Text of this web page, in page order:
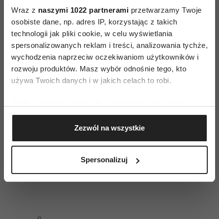
Wraz z naszymi 1022 partnerami przetwarzamy Twoje
osobiste dane, np. adres IP, korzystając z takich
technologii jak pliki cookie, w celu wyświetlania
spersonalizowanych reklam i treści, analizowania tychże,
wychodzenia naprzeciw oczekiwaniom użytkowników i
rozwoju produktów. Masz wybór odnośnie tego, kto
używa Twoich danych i w jakich celach to robi.
Gromadzić dane dotyczące Twojej lokalizacji
geograficznej z dokładnością nawet do kilku metrów
Identyfikować Twoje urządzenie, aktywnie
(fingerprinting, czyli wirtualny odcisk palca)
Zezwól na wszystkie
Spersonalizuj
śmierci. Nic dziwnego - ciężki a jednocześnie
bardzo ciepły, zmysłowy aromat dodaje
najzwyklejszym zapachom królewskiego
i luksusowego aromatu. Poprawia humor i działa
na płeć przeciwną.
muskon, egzalton, muskopirydyna,
androsteron. Ze względu na liczne protesty
przeciw pozyskiwaniu piżma od zwierząt
próbuje się je zastąpić składnikami
syntetycznymi. Do tych składników należą
ambretolid, egzaltolid oraz piżma nitrowe.